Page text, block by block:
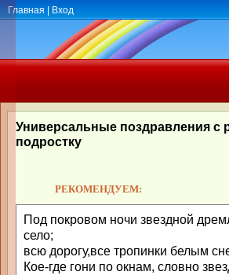
Главная Вход
Универсальные поздравления с
подростку
РЕКОМЕНДУЕМ:
Под покровом ночи звездной
село;
всю дорогу,все тропинки белым
Кое-где гони по окнам, словно